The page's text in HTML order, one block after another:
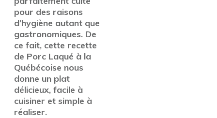
pour des raisons
d’hygiène autant que
gastronomiques. De
ce fait, cette recette
de Porc Laqué à la
Québécoise nous
donne un plat
délicieux, facile à
cuisiner et simple à
réaliser.